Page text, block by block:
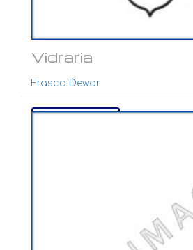
Vidraria
Frasco Dewar
Ver mais...